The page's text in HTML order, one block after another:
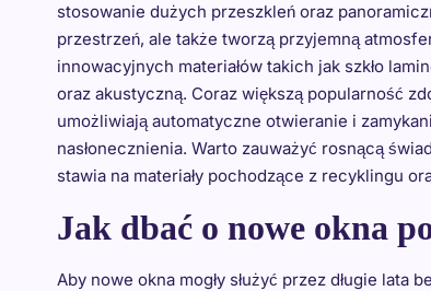
stosowanie dużych przeszkleń oraz
przestrzeń, ale także tworzą przyjemną
innowacyjnych materiałów takich jak szkło
oraz akustyczną. Coraz większą popularność
umożliwiają automatyczne otwieranie i
nasłonecznienia. Warto zauważyć rosnącą
stawia na materiały pochodzące z recyklingu
Jak dbać o nowe okna
Aby nowe okna mogły służyć przez długie